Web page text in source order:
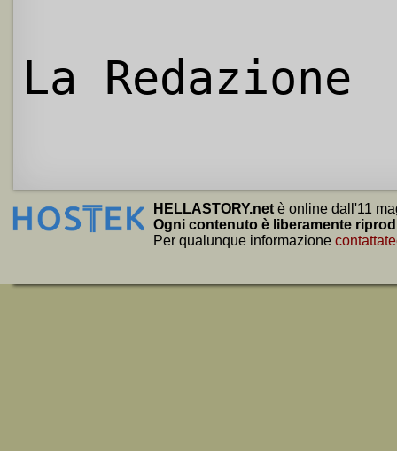
La Redazione
HELLASTORY.net è online dall'11
Ogni contenuto è liberamente
Per qualunque informazione